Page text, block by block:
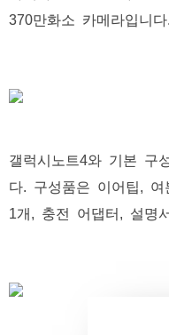
370만화소 카메라입니다.
갤럭시노트4와 기본 구
다. 구성품은 이어팁,
1개, 충전 어댑터, 설명